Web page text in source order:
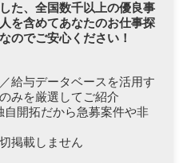
た、全国数千以上の優良事
を含めてあなたのお仕事探
のでご安心ください！
給与データベースを活用す
みを厳選してご紹介
自開拓だから急募案件や非
掲載しません